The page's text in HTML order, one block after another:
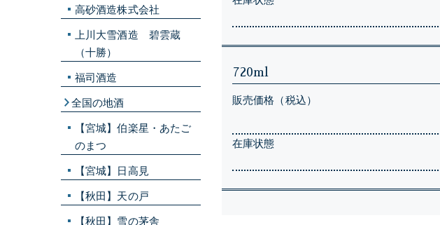
720ml
販売価格（税込）
在庫状態
高砂酒造株式会社
上川大雪酒造 碧雲蔵
（十勝）
福司酒造
全国の地酒
【宮城】伯楽星・あたご
のまつ
【宮城】日高見
【秋田】天の戸
【秋田】雪の茅舎